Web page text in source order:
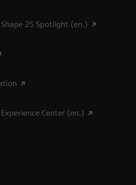
25 Spotlight (en.)
Center (en.)